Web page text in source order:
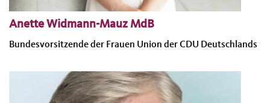
Anette Widmann-Mauz MdB
Bundesvorsitzende der Frauen Union der CDU Deutschlands